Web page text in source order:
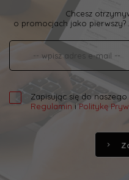
Chcesz
o promocjach jako pierwszy?
Zapisując się do
Regulamin i Politykę